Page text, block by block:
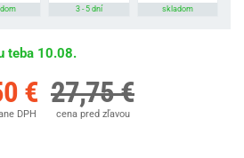
3 - 5 dní skladom
teba 10.08.
€
DPH
27,75 €
cena pred zľavou